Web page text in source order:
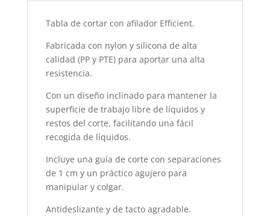
Tabla de cortar con afilador Efficient.
Fabricada con nylon y silicona de alta
calidad (PP y PTE) para aportar una alta
resistencia.
Con un diseño inclinado para mantener la
superficie de trabajo libre de líquidos y
restos del corte, facilitando una fácil
recogida de líquidos.
Incluye una guía de corte con separaciones
de 1 cm y un práctico agujero para
manipular y colgar.
Antideslizante y de tacto agradable.